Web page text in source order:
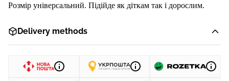
Розмір універсальний. Підійде як діткам так і дорослим.
Delivery methods